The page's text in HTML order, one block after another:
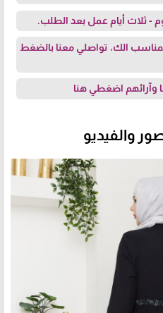
- ثلاث أيام عمل بعد الطلب.
الك، تواصلي معنابالضغط
وآرائهم اضغطي هنا
والفيديو